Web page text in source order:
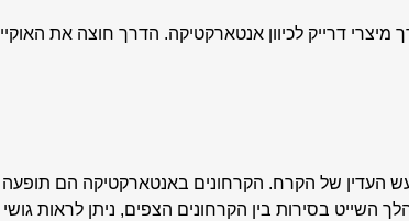
דרייק לכיוון אנטארקטיקה. הדרך חוצה את
העדין של הקרח. הקרחונים באנטארקטיקה הם תופעה
במהלך השייט בסירות בין הקרחונים הצפים, ניתן לראות